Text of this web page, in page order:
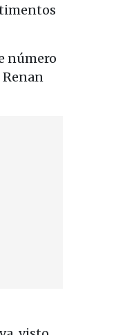
número